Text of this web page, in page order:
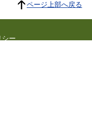
ページ上部へ戻る
シー